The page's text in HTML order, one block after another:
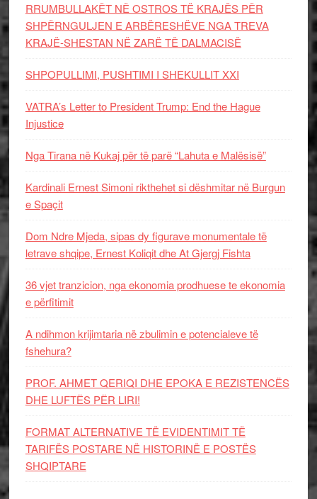
RRUMBULLAKËT NË OSTROS TË KRAJËS PËR
SHPËRNGULJEN E ARBËRESHËVE NGA TREVA
KRAJË-SHESTAN NË ZARË TË DALMACISË
SHPOPULLIMI, PUSHTIMI I SHEKULLIT XXI
VATRA’s Letter to President Trump: End the Hague
Injustice
Nga Tirana në Kukaj për të parë “Lahuta e Malësisë”
Kardinali Ernest Simoni rikthehet si dëshmitar në Burgun
e Spaçit
Dom Ndre Mjeda, sipas dy figurave monumentale të
letrave shqipe, Ernest Koliqit dhe At Gjergj Fishta
36 vjet tranzicion, nga ekonomia prodhuese te ekonomia
e përfitimit
A ndihmon krijimtaria në zbulimin e potencialeve të
fshehura?
PROF. AHMET QERIQI DHE EPOKA E REZISTENCЁS
DHE LUFTЁS PЁR LIRI!
FORMAT ALTERNATIVE TË EVIDENTIMIT TË
TARIFËS POSTARE NË HISTORINË E POSTËS
SHQIPTARE